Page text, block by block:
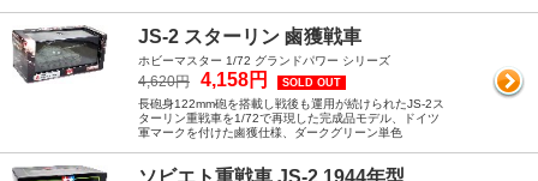
JS-2 スターリン 鹵獲戦車
ホビーマスター 1/72 グランドパワー シリーズ
4,620円 4,158円 SOLD OUT
長砲身122mm砲を搭載し戦後も運用が続けられたJS-2ス
ターリン重戦車を1/72で再現した完成品モデル、ドイツ
軍マークを付けた鹵獲仕様、ダークグリーン単色
ソビエト重戦車 JS-2 1944年型